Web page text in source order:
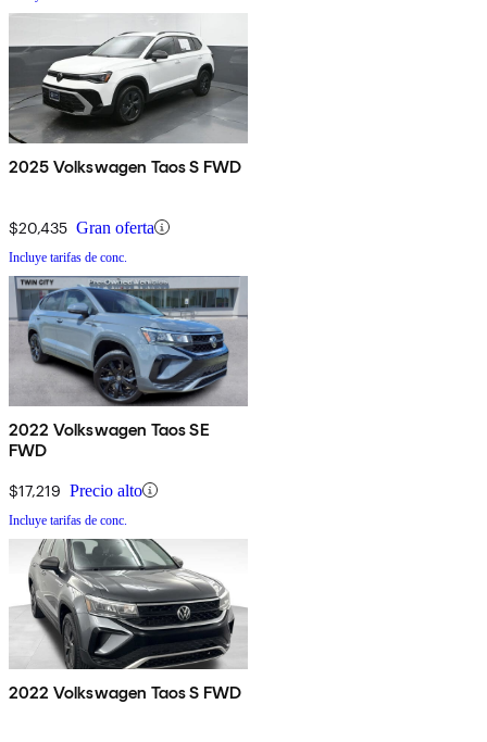
2025 Volkswagen Taos S FWD
$20,435 Gran oferta
Incluye tarifas de conc.
2022 Volkswagen Taos SE
FWD
$17,219 Precio alto
Incluye tarifas de conc.
2022 Volkswagen Taos S FWD